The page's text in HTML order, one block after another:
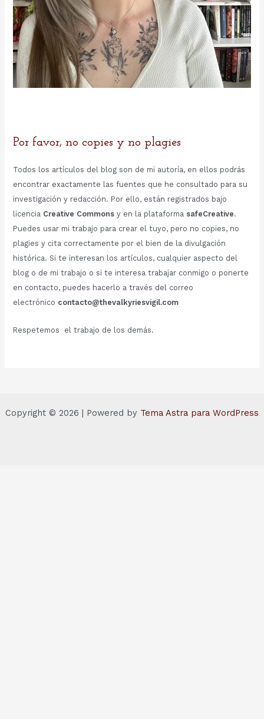
Por favor, no copies y no plagies
Todos los artículos del blog son de mi autoría, en ellos podrás
encontrar exactamente las fuentes que he consultado para su
investigación y redacción. Por ello, están registrados bajo
licencia Creative Commonsy en la plataforma safeCreative.
Puedes usar mi trabajo para crear el tuyo, pero no copies, no
plagies y cita correctamente por el bien de la divulgación
histórica. Si te interesan los artículos, cualquier aspecto del
blog o de mi trabajo o si te interesa trabajar conmigo o ponerte
en contacto, puedes hacerlo a través del correo
electrónico contacto@thevalkyriesvigil.com
Respetemos el trabajo de los demás.
Copyright © 2026 | Powered by Tema Astra para WordPress